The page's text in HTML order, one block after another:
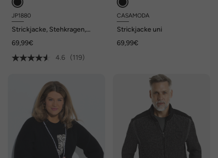
JP1880
Strickjacke, Stehkragen,
69,99€
4.6
(119)
CASAMODA
Strickjacke uni
69,99€